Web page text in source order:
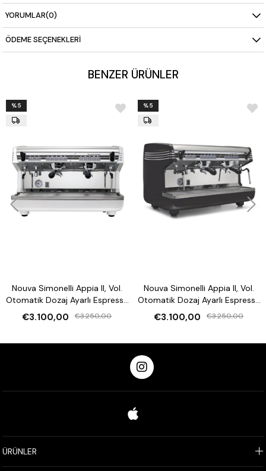
Stokta: 3 iş gününde teslim.
kargo ve kurulum hizmeti.
12 Ay Taksit İmkanı: Ödeme kolaylığı sağlayan 12 ay taksit
YORUMLAR(0)
ÖDEME SEÇENEKLERI
BENZER ÜRÜNLER
Nouva Simonelli Appia II, Vol.
Otomatik Dozaj Ayarlı Espresso
Kahve Makinesi
€3.100,00 €3.250,00
%5
Nouva Simonelli Appia II, Vol.
Otomatik Dozaj Ayarlı Espresso
Kahve Makinesi
€3.100,00 €3.250,00
%5
ÜRÜNLER